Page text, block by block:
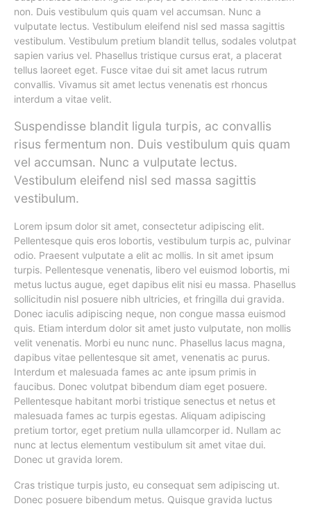
non. Duis vestibulum quis quam vel accumsan. Nunc a
vulputate lectus. Vestibulum eleifend nisl sed massa sagittis
vestibulum. Vestibulum pretium blandit tellus, sodales volutpat
sapien varius vel. Phasellus tristique cursus erat, a placerat
tellus laoreet eget. Fusce vitae dui sit amet lacus rutrum
convallis. Vivamus sit amet lectus venenatis est rhoncus
interdum a vitae velit.
Suspendisse blandit ligula turpis, ac convallis
risus fermentum non. Duis vestibulum quis quam
vel accumsan. Nunc a vulputate lectus.
Vestibulum eleifend nisl sed massa sagittis
vestibulum.
Lorem ipsum dolor sit amet, consectetur adipiscing elit.
Pellentesque quis eros lobortis, vestibulum turpis ac, pulvinar
odio. Praesent vulputate a elit ac mollis. In sit amet ipsum
turpis. Pellentesque venenatis, libero vel euismod lobortis, mi
metus luctus augue, eget dapibus elit nisi eu massa. Phasellus
sollicitudin nisl posuere nibh ultricies, et fringilla dui gravida.
Donec iaculis adipiscing neque, non congue massa euismod
quis. Etiam interdum dolor sit amet justo vulputate, non mollis
velit venenatis. Morbi eu nunc nunc. Phasellus lacus magna,
dapibus vitae pellentesque sit amet, venenatis ac purus.
Interdum et malesuada fames ac ante ipsum primis in
faucibus. Donec volutpat bibendum diam eget posuere.
Pellentesque habitant morbi tristique senectus et netus et
malesuada fames ac turpis egestas. Aliquam adipiscing
pretium tortor, eget pretium nulla ullamcorper id. Nullam ac
nunc at lectus elementum vestibulum sit amet vitae dui.
Donec ut gravida lorem.
Cras tristique turpis justo, eu consequat sem adipiscing ut.
Donec posuere bibendum metus. Quisque gravida luctus